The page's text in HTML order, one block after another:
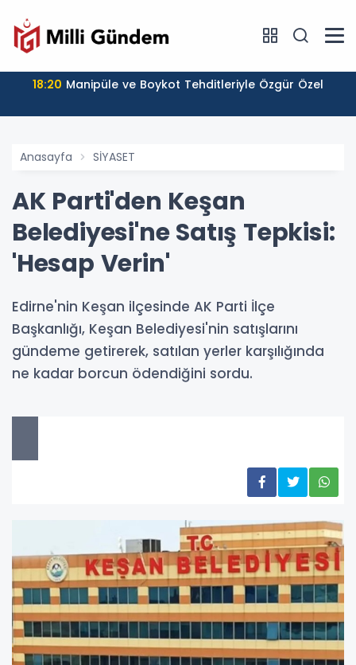
18:20 Manipüle ve Boykot Tehditleriyle Özgür Özel
Anasayfa SİYASET
AK Parti'den Keşan
Belediyesi'ne Satış Tepkisi:
'Hesap Verin'
Edirne'nin Keşan ilçesinde AK Parti İlçe
Başkanlığı, Keşan Belediyesi'nin satışlarını
gündeme getirerek, satılan yerler karşılığında
ne kadar borcun ödendiğini sordu.